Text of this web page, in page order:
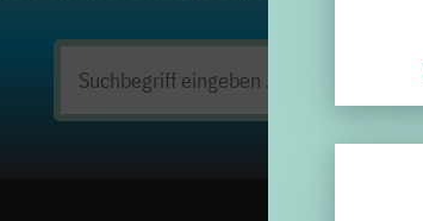
Suchen
nach: